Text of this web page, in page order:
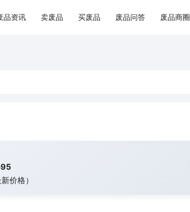
品资讯 卖废品 买废品 废品问答 废品商圈
价格）